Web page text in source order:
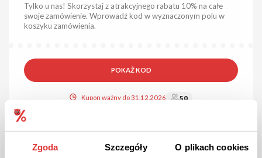
Zgoda Szczegóły O plikach cookies
Tylko u nas! Skorzystaj z atrakcyjnego rabatu 10% na całe
swoje zamówienie. Wprowadź kod w wyznaczonym polu w
koszyku zamówienia.
POKAŻ KOD
Kupon ważny do 31.12.2026 50